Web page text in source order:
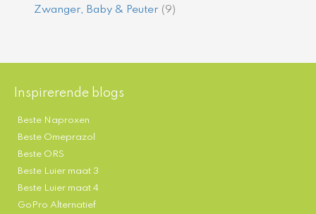
Zwanger, Baby & Peuter (9)
Inspirerende blogs
Beste Naproxen
Beste Omeprazol
Beste ORS
Beste Luier maat 3
Beste Luier maat 4
GoPro Alternatief